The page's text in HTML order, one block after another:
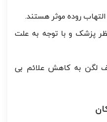
روده موثر هستند.
پزشک و با توجه به علت
لگن به کاهش علائم بی